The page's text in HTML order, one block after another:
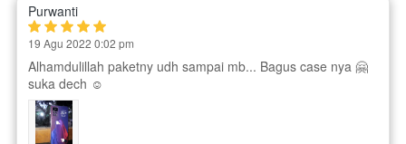
Purwanti
19 Agu 2022 0:02 pm
Alhamdulillah paketny udh sampai mb... Bagus case nya 🤗
suka dech ☺️